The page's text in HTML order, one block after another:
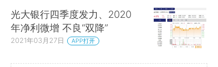
光大银行四季度发力、2020
年净利微增 不良“双降”
2021年03月27日 APP打开